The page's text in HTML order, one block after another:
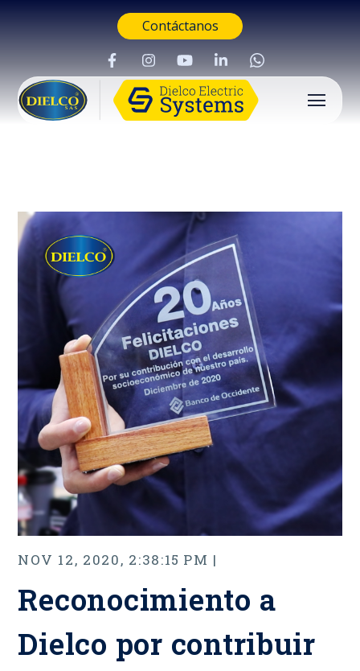
Contáctanos
NOV 12, 2020, 2:38:15 PM |
Reconocimiento a
Dielco por contribuir